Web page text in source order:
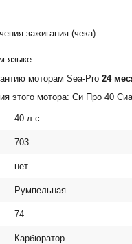
зажигания (чека).
языке.
моторам Sea-Pro 24
этого мотора: Си Про 40
40 л.с.
703
нет
Румпельная
74
Карбюратор